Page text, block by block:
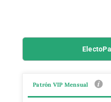
Patrón VIP Mensual